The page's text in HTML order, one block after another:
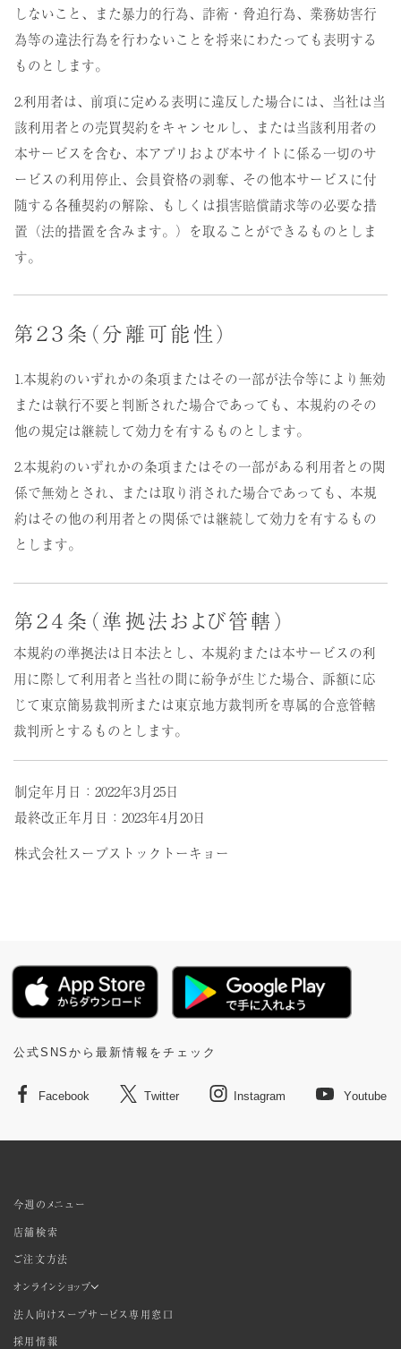
しないこと、また暴力的行為、詐術・脅迫行為、業務妨害行
為等の違法行為を行わないことを将来にわたっても表明する
ものとします。
2.利用者は、前項に定める表明に違反した場合には、当社は当
該利用者との売買契約をキャンセルし、または当該利用者の
本サービスを含む、本アプリおよび本サイトに係る一切のサ
ービスの利用停止、会員資格の剥奪、その他本サービスに付
随する各種契約の解除、もしくは損害賠償請求等の必要な措
置（法的措置を含みます。）を取ることができるものとしま
す。
第２３条（分離可能性）
1.本規約のいずれかの条項またはその一部が法令等により無効
または執行不要と判断された場合であっても、本規約のその
他の規定は継続して効力を有するものとします。
2.本規約のいずれかの条項またはその一部がある利用者との関
係で無効とされ、または取り消された場合であっても、本規
約はその他の利用者との関係では継続して効力を有するもの
とします。
第２４条（準拠法および管轄）
本規約の準拠法は日本法とし、本規約または本サービスの利
用に際して利用者と当社の間に紛争が生じた場合、訴額に応
じて東京簡易裁判所または東京地方裁判所を専属的合意管轄
裁判所とするものとします。
制定年月日：2022年3月25日
最終改正年月日：2023年4月20日
株式会社スープストックトーキョー
公式SNSから最新情報をチェック
Facebook Twitter Instagram Youtube
今週のメニュー
店舗検索
ご注文方法
オンラインショップ
法人向けスープサービス専用窓口
採用情報